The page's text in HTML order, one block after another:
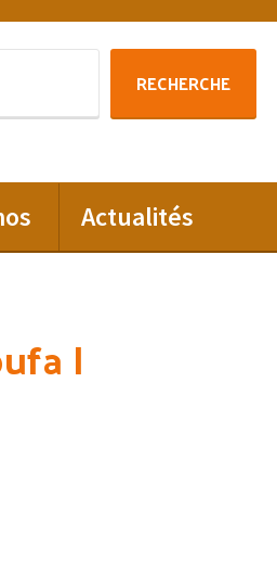
RECHERCHE
Actualités
I